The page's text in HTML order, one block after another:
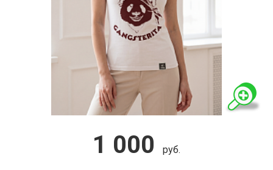
1 000 руб.